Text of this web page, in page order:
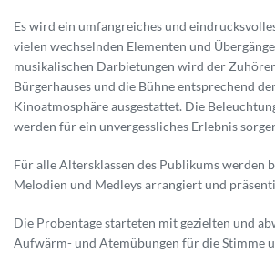
Es wird ein umfangreiches und
vielen wechselnden Elementen und
musikalischen Darbietungen wird der
Bürgerhauses und die Bühne entsprechend
Kinoatmosphäre ausgestattet. Die
werden für ein unvergessliches Erlebnis
Für alle Altersklassen des Publikums werden
Melodien und Medleys arrangiert und
Die Probentage starteten mit gezielten und
Aufwärm- und Atemübungen für die Stimme